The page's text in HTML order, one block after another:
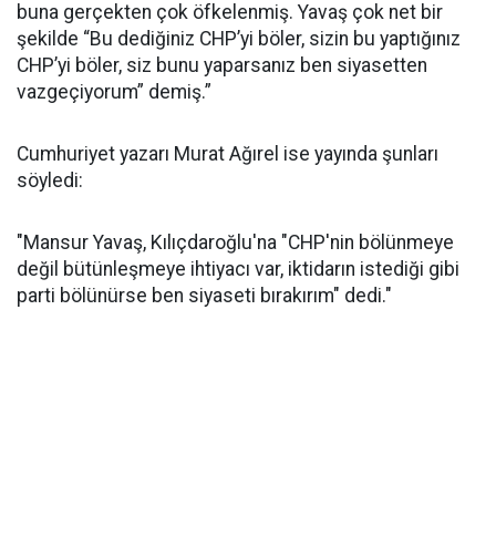
buna gerçekten çok öfkelenmiş. Yavaş çok net bir
şekilde “Bu dediğiniz CHP’yi böler, sizin bu yaptığınız
CHP’yi böler, siz bunu yaparsanız ben siyasetten
vazgeçiyorum” demiş.”
Cumhuriyet yazarı Murat Ağırel ise yayında şunları
söyledi:
"Mansur Yavaş, Kılıçdaroğlu'na "CHP'nin bölünmeye
değil bütünleşmeye ihtiyacı var, iktidarın istediği gibi
parti bölünürse ben siyaseti bırakırım" dedi."